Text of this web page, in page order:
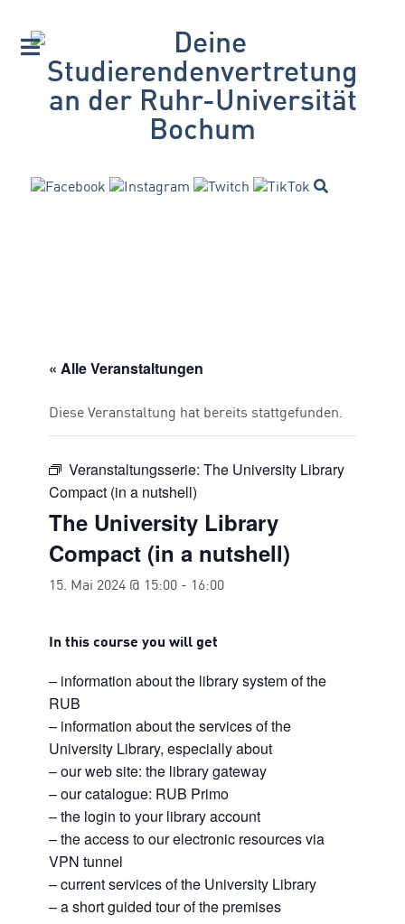
« Alle Veranstaltungen
Diese Veranstaltung hat bereits stattgefunden.
Veranstaltungsserie: The University Library
Compact (in a nutshell)
The University Library
Compact (in a nutshell)
15. Mai 2024 @ 15:00 - 16:00
In this course you will get
– information about the library system of the
RUB
– information about the services of the
University Library, especially about
– our web site: the library gateway
– our catalogue: RUB Primo
– the login to your library account
– the access to our electronic resources via
VPN tunnel
– current services of the University Library
– a short guided tour of the premises